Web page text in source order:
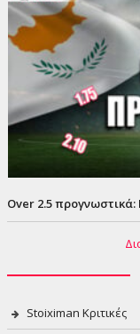
Over 2.5
Stoiximan Κριτικές